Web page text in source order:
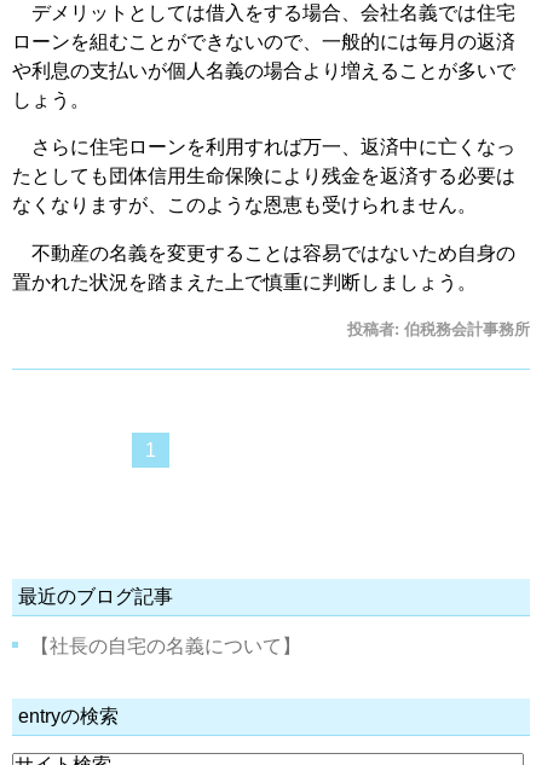
デメリットとしては借入をする場合、会社名義では住宅
ローンを組むことができないので、一般的には毎月の返済
や利息の支払いが個人名義の場合より増えることが多いで
しょう。
さらに住宅ローンを利用すれば万一、返済中に亡くなっ
たとしても団体信用生命保険により残金を返済する必要は
なくなりますが、このような恩恵も受けられません。
不動産の名義を変更することは容易ではないため自身の
置かれた状況を踏まえた上で慎重に判断しましょう。
投稿者: 伯税務会計事務所
1
最近のブログ記事
【社長の自宅の名義について】
entryの検索